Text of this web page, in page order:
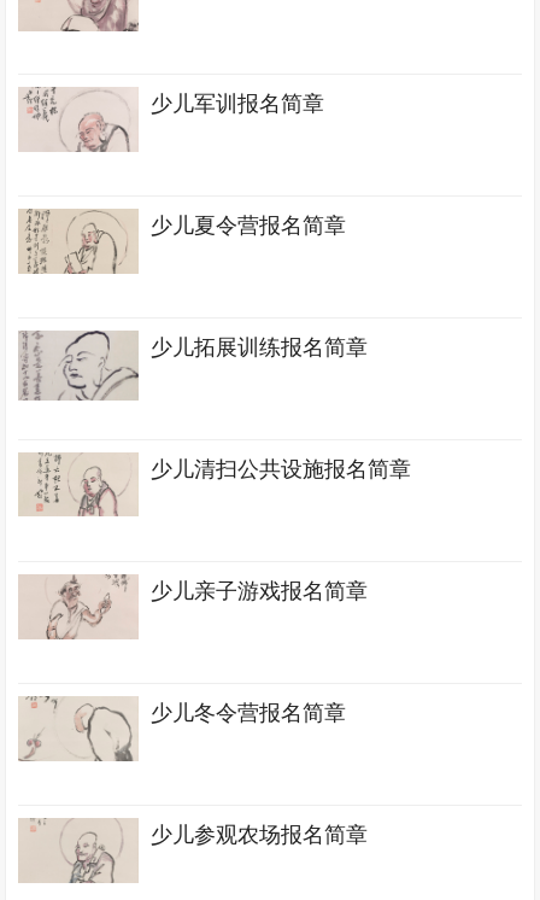
少儿军训报名简章
少儿夏令营报名简章
少儿拓展训练报名简章
少儿清扫公共设施报名简章
少儿亲子游戏报名简章
少儿冬令营报名简章
少儿参观农场报名简章